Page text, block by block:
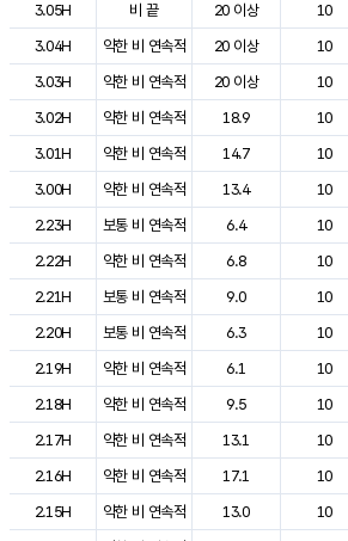
3.05H
비 끝 20 이상 10
3.04H
약한 비 연속적 20 이상 10
3.03H
약한 비 연속적 20 이상 10
3.02H
약한 비 연속적 18.9 10
3.01H
약한 비 연속적 14.7 10
3.00H
약한 비 연속적 13.4 10
2.23H
보통 비 연속적 6.4 10
2.22H
약한 비 연속적 6.8 10
2.21H
보통 비 연속적 9.0 10
2.20H
보통 비 연속적 6.3 10
2.19H
약한 비 연속적 6.1 10
2.18H
약한 비 연속적 9.5 10
2.17H
약한 비 연속적 13.1 10
2.16H
약한 비 연속적 17.1 10
2.15H
약한 비 연속적 13.0 10